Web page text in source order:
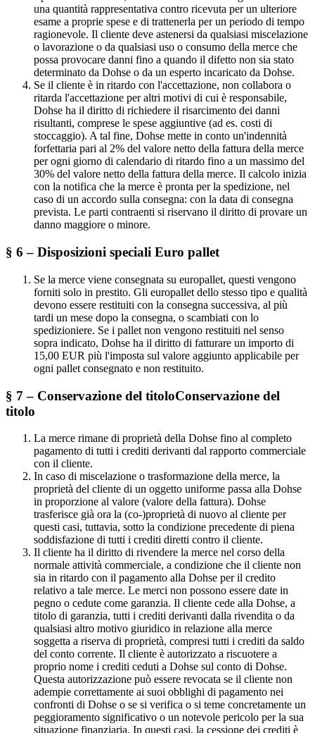
una quantità rappresentativa contro ricevuta per un ulteriore
esame a proprie spese e di trattenerla per un periodo di tempo
ragionevole. Il cliente deve astenersi da qualsiasi miscelazione
o lavorazione o da qualsiasi uso o consumo della merce che
possa provocare danni fino a quando il difetto non sia stato
determinato da Dohse o da un esperto incaricato da Dohse.
Se il cliente è in ritardo con l'accettazione, non collabora o
ritarda l'accettazione per altri motivi di cui è responsabile,
Dohse ha il diritto di richiedere il risarcimento dei danni
risultanti, comprese le spese aggiuntive (ad es. costi di
stoccaggio). A tal fine, Dohse mette in conto un'indennità
forfettaria pari al 2% del valore netto della fattura della merce
per ogni giorno di calendario di ritardo fino a un massimo del
30% del valore netto della fattura della merce. Il calcolo inizia
con la notifica che la merce è pronta per la spedizione, nel
caso di un accordo sulla consegna: con la data di consegna
prevista. Le parti contraenti si riservano il diritto di provare un
danno maggiore o minore.
§ 6 – Disposizioni speciali Euro pallet
Se la merce viene consegnata su europallet, questi vengono
forniti solo in prestito. Gli europallet dello stesso tipo e qualità
devono essere restituiti con la consegna successiva, al più
tardi un mese dopo la consegna, o scambiati con lo
spedizioniere. Se i pallet non vengono restituiti nel senso
sopra indicato, Dohse ha il diritto di fatturare un importo di
15,00 EUR più l'imposta sul valore aggiunto applicabile per
ogni pallet consegnato e non restituito.
§ 7 – Conservazione del titoloConservazione del
titolo
La merce rimane di proprietà della Dohse fino al completo
pagamento di tutti i crediti derivanti dal rapporto commerciale
con il cliente.
In caso di miscelazione o trasformazione della merce, la
proprietà del cliente di un oggetto uniforme passa alla Dohse
in proporzione al valore (valore della fattura). Dohse
trasferisce già ora la (co-)proprietà di nuovo al cliente per
questi casi, tuttavia, sotto la condizione precedente di piena
soddisfazione di tutti i crediti diretti contro il cliente.
Il cliente ha il diritto di rivendere la merce nel corso della
normale attività commerciale, a condizione che il cliente non
sia in ritardo con il pagamento alla Dohse per il credito
relativo a tale merce. Le merci non possono essere date in
pegno o cedute come garanzia. Il cliente cede alla Dohse, a
titolo di garanzia, tutti i crediti derivanti dalla rivendita o da
qualsiasi altro motivo giuridico in relazione alla merce
soggetta a riserva di proprietà, compresi tutti i crediti da saldo
del conto corrente. Il cliente è autorizzato a riscuotere a
proprio nome i crediti ceduti a Dohse sul conto di Dohse.
Questa autorizzazione può essere revocata se il cliente non
adempie correttamente ai suoi obblighi di pagamento nei
confronti di Dohse o se si verifica o si teme concretamente un
peggioramento significativo o un notevole pericolo per la sua
situazione finanziaria. In questi casi, la cessione dei crediti è